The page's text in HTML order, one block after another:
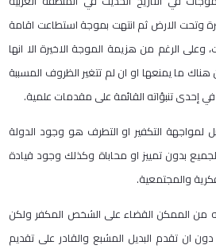
وتحت الارض ثم انتهت بموجة استطاعت اقامة
الرغم من هزيمة الموجة الاخيرة الا انها
ما يمنعها او ان لم تتغير الظروف المسببة
إحدى تنبؤاته القائمة على مقدمات علمية.
لمواجهة التكفير او التطرف هو وجود الدولة
بدون تمييز او محاباة وكذلك وجود قيادة
والمجتمعية.
من الممكن القضاء على الشخص المكفر ولكن
ان تقدم البديل المشبع والقادر على تقديم